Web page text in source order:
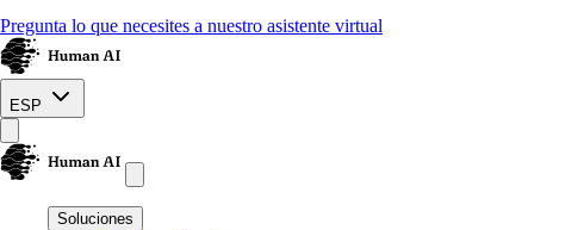
Pregunta lo que necesites a nuestro asistente virtual
ESP
Soluciones